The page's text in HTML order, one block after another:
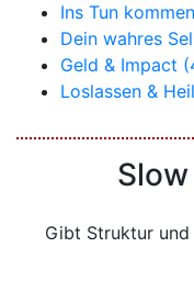
Ins Tun
Dein wahres
Geld & Impact
Loslassen &
Gibt Struktur und